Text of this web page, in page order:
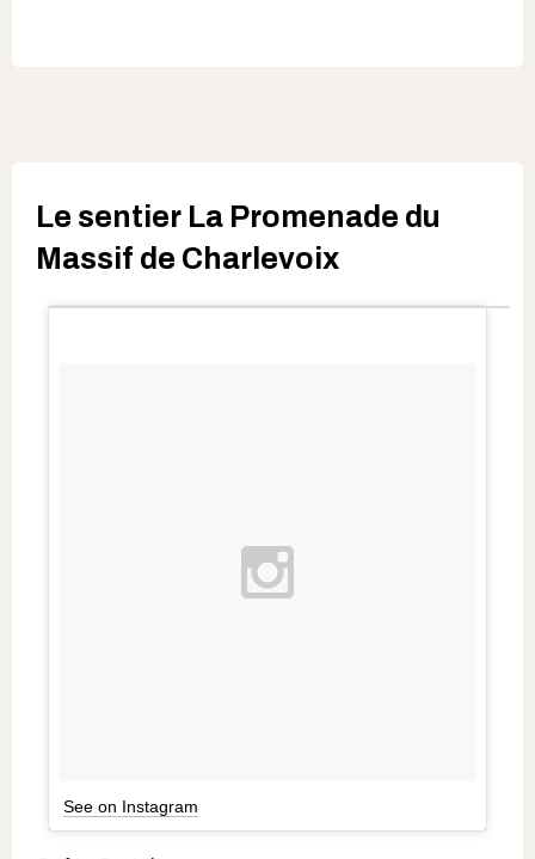
Le sentier La Promenade du
Massif de Charlevoix
See on Instagram